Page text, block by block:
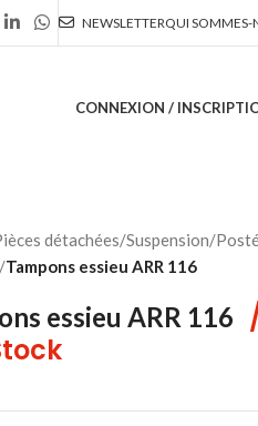
NEWSLETTERQUI SOMMES-
CONNEXION /
détachées/Suspension/
Tampons essieu ARR 116
essieu ARR 116